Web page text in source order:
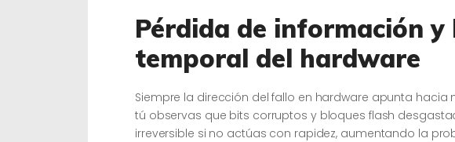
Pérdida de información y
temporal del hardware
Siempre la dirección del fallo en hardware apunta
tú observas que bits corruptos y bloques flash
irreversible si no actúas con rapidez, aumentando la